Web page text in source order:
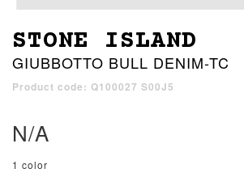
STONE ISLAND
GIUBBOTTO BULL DENIM-TC
Product code: Q100027 S00J5
N/A
1 color